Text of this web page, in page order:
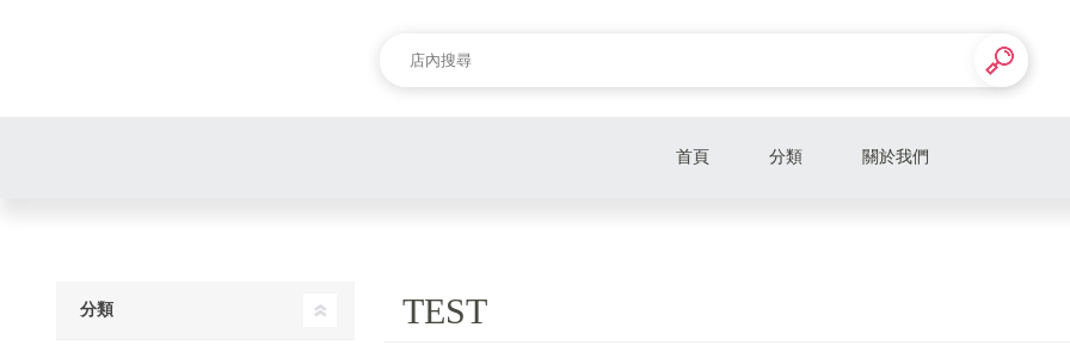
首頁 分類 關於我們
TEST
分類